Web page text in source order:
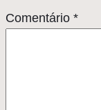
Comentário *